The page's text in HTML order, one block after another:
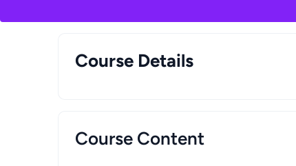
Course Details
Course Content